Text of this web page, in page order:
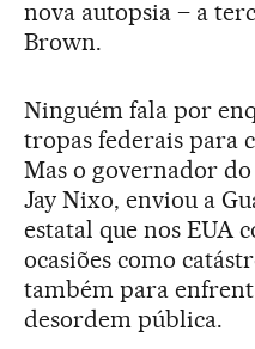
nova autopsia – a
Brown.
Ninguém fala por
tropas federais para
Mas o governador
Jay Nixo, enviou a
estatal que nos EUA
ocasiões como
também para
desordem pública.